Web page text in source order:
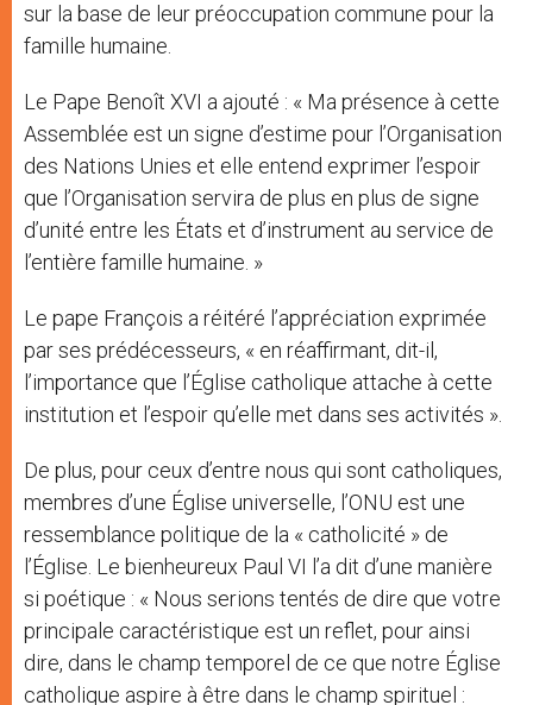
sur la base de leur préoccupation commune pour la
famille humaine.
Le Pape Benoît XVI a ajouté : « Ma présence à cette
Assemblée est un signe d’estime pour l’Organisation
des Nations Unies et elle entend exprimer l’espoir
que l’Organisation servira de plus en plus de signe
d’unité entre les États et d’instrument au service de
l’entière famille humaine. »
Le pape François a réitéré l’appréciation exprimée
par ses prédécesseurs, « en réaffirmant, dit-il,
l’importance que l’Église catholique attache à cette
institution et l’espoir qu’elle met dans ses activités ».
De plus, pour ceux d’entre nous qui sont catholiques,
membres d’une Église universelle, l’ONU est une
ressemblance politique de la « catholicité » de
l’Église. Le bienheureux Paul VI l’a dit d’une manière
si poétique : « Nous serions tentés de dire que votre
principale caractéristique est un reflet, pour ainsi
dire, dans le champ temporel de ce que notre Église
catholique aspire à être dans le champ spirituel :